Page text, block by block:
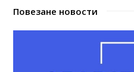
Повезане новости